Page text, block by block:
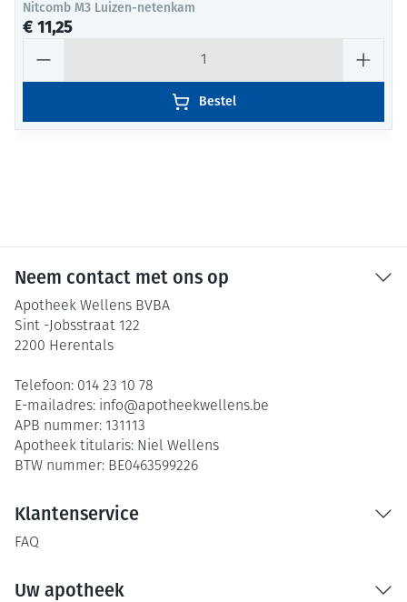
Nitcomb M3 Luizen-netenkam
€ 11,25
Bestel
Neem contact met ons op
Apotheek Wellens BVBA
Sint -Jobsstraat 122
2200 Herentals
Telefoon: 014 23 10 78
E-mailadres: info@apotheekwellens.be
APB nummer: 131113
Apotheek titularis: Niel Wellens
BTW nummer: BE0463599226
Klantenservice
FAQ
Uw apotheek